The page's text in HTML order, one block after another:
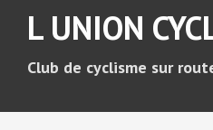
i
L UNION
Club de cyclisme sur